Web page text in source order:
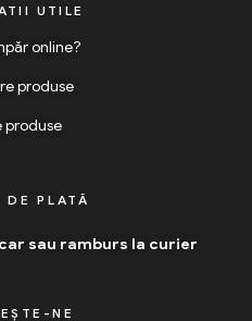
UTILE
online?
produse
produse
DE PLATĂ
sau ramburs la curier
NE